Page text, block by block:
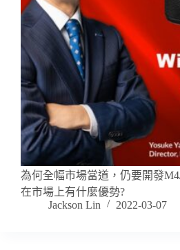
為何全幅市場當道，仍要開發
在市場上有什麼優勢?
Jackson Lin
2022-03-07